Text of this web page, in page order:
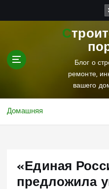
Строительный
Блог о
ремонте,
вашего
Домашняя
«Единая
предложила